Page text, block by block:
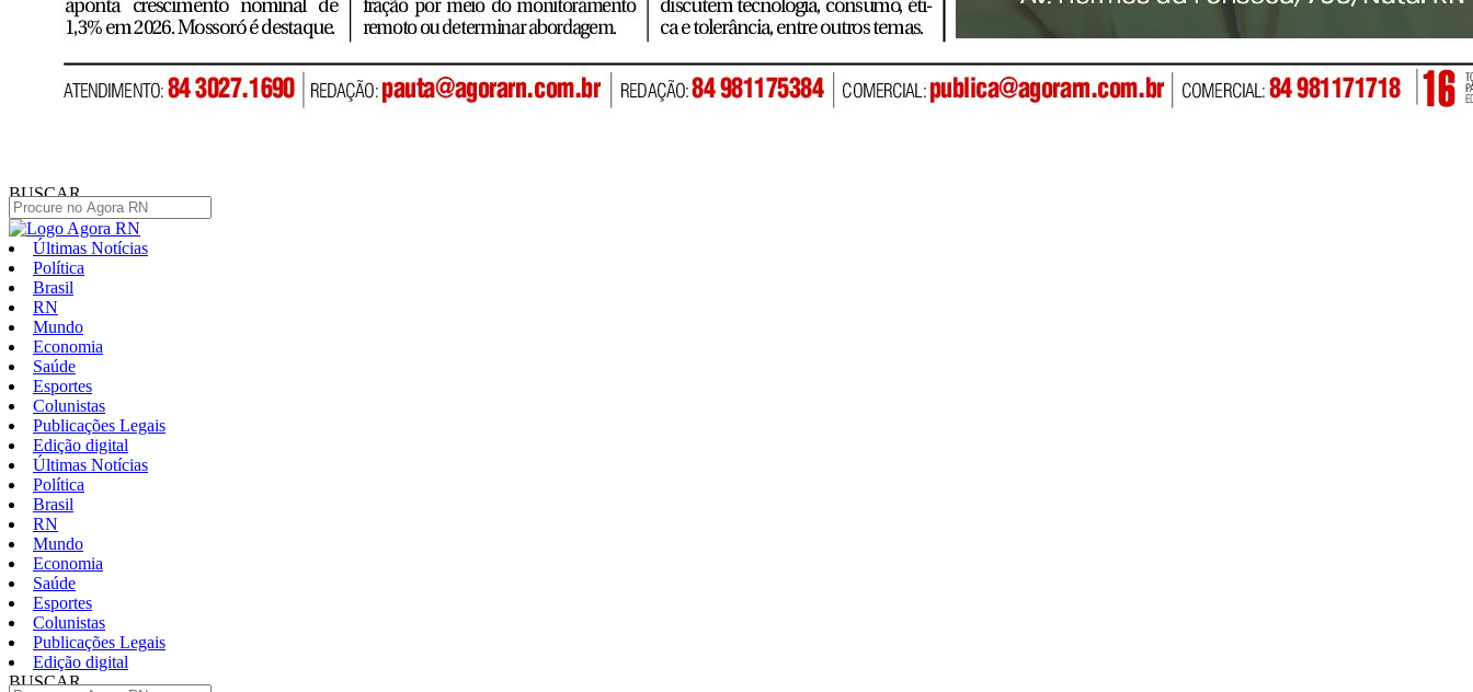
BUSCAR
Últimas Notícias
Política
Brasil
RN
Mundo
Economia
Saúde
Esportes
Colunistas
Publicações Legais
Edição digital
Últimas Notícias
Política
Brasil
RN
Mundo
Economia
Saúde
Esportes
Colunistas
Publicações Legais
Edição digital
BUSCAR